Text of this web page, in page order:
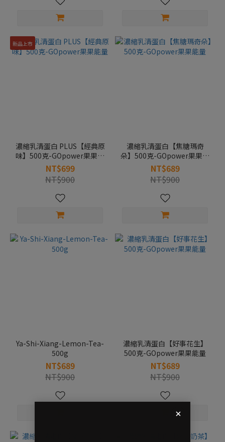
新品上市
濃縮乳清蛋白 PLUS【經典原
味】500克-GOpower果果能
量
NT$699
NT$900
濃縮乳清蛋白【焦糖瑪奇
朵】500克-GOpower果果能
量
NT$689
NT$900
Ya-Shi-Xiang-Lemon-Tea-
500g
NT$689
NT$900
濃縮乳清蛋白【好事花生】
500克-GOpower果果能量
NT$689
NT$900